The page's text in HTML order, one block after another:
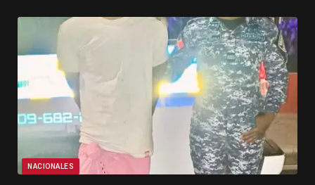
NACIONALES